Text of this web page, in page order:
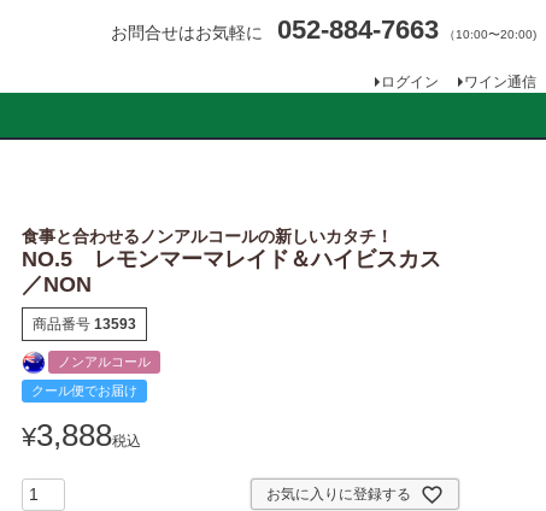
お問合せはお気軽に 052-884-7663 （10:00〜20:00)
ログイン ワイン通信
食事と合わせるノンアルコールの新しいカタチ！
NO.5 レモンマーマレイド＆ハイビスカス
／NON
商品番号 13593
ノンアルコール
クール便でお届け
¥3,888税込
お気に入りに登録する